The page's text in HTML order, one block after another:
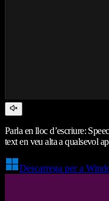
Parla en lloc d’escriure:
text en veu alta a qualsevol
Descarrega per a